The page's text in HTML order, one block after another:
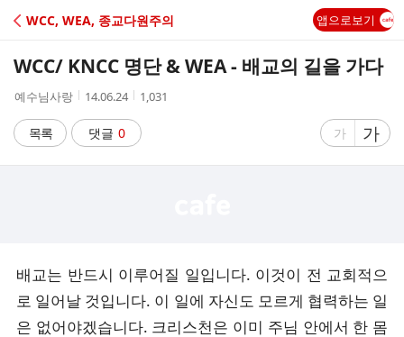
C
A
WCC, WEA, 종교다원주의 앱으로보기
WCC/ KNCC 명단 & WEA - 배교의 길을 가다
작
자
예수님사랑
작
시
간
14.06.24
조
수
1,031
목록 댓글 0
글
게
가
글
자
게
가
배교는 반드시 이루어질 일입니다. 이것이 전 교회적으
로 일어날 것입니다. 이 일에 자신도 모르게 협력하는 일
은 없어야겠습니다. 크리스천은 이미 주님 안에서 한 몸